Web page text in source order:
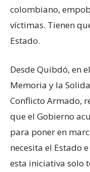
colombiano,
víctimas. Tienen
Estado.
Desde Quibdó, en
Memoria y la
Conflicto Armado,
que el Gobierno
para poner en
necesita el Estado
esta iniciativa solo